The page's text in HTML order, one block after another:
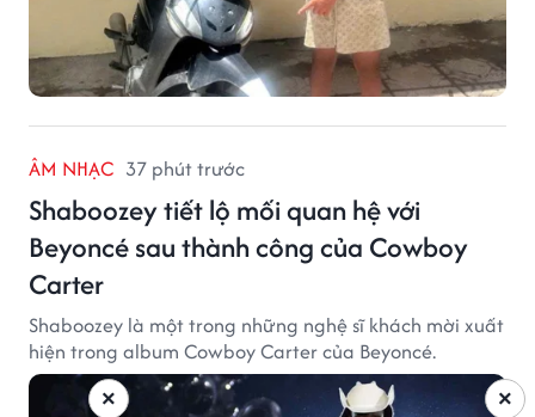
ÂM NHẠC 37 phút trước
Shaboozey tiết lộ mối quan hệ với
Beyoncé sau thành công của Cowboy
Carter
Shaboozey là một trong những nghệ sĩ khách mời xuất
hiện trong album Cowboy Carter của Beyoncé.
×
×